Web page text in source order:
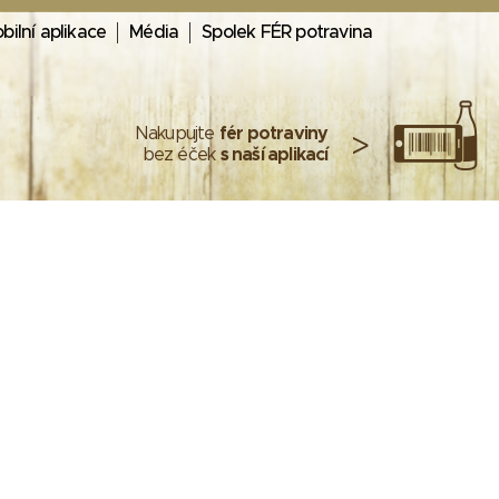
aplikace Média Spolek FÉR potravina
Nakupujte fér potraviny
bez éček s naší aplikací >